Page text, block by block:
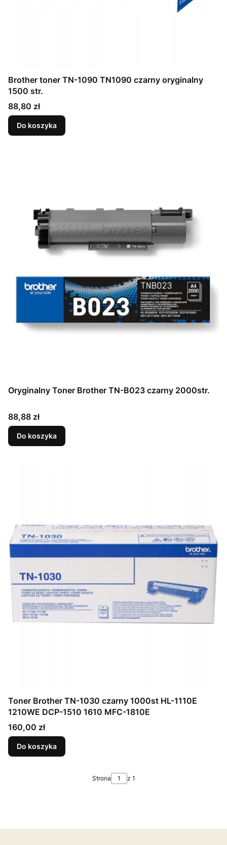
Brother toner TN-1090 TN1090 czarny oryginalny
1500 str.
Cena
88,80 zł
Do koszyka
Oryginalny Toner Brother TN-B023 czarny 2000str.
Cena
88,88 zł
Do koszyka
Toner Brother TN-1030 czarny 1000st HL-1110E
1210WE DCP-1510 1610 MFC-1810E
Cena
160,00 zł
Do koszyka
Strona z 1